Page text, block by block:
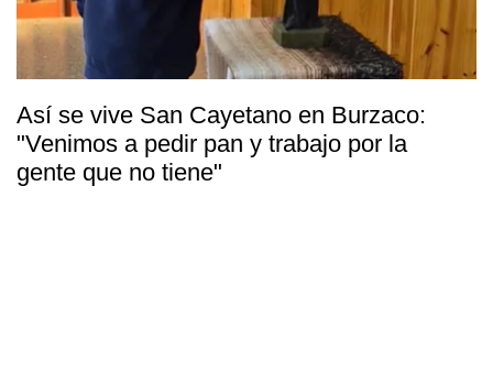
Así se vive San Cayetano en Burzaco:
"Venimos a pedir pan y trabajo por la
gente que no tiene"